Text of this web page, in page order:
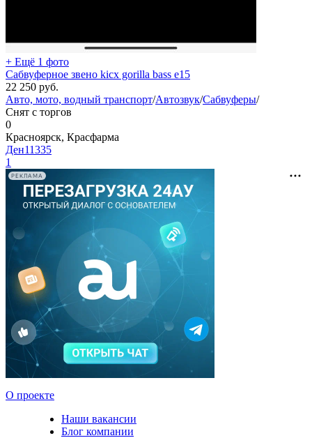
+ Ещё 1 фото
Сабвуферное звено kicx gorilla bass e15
22 250 руб.
Авто, мото, водный транспорт/Автозвук/Сабвуферы/
Снят с торгов
0
Красноярск, Красфарма
Ден11335
1
РЕКЛАМА
О проекте
Наши вакансии
Блог компании